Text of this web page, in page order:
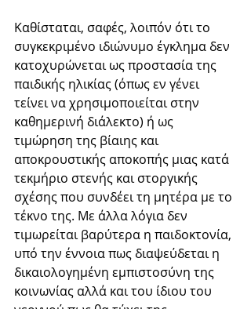
Καθίσταται, σαφές, λοιπόν ότι το
συγκεκριμένο ιδιώνυμο έγκλημα δεν
κατοχυρώνεται ως προστασία της
παιδικής ηλικίας (όπως εν γένει
τείνει να χρησιμοποιείται στην
καθημερινή διάλεκτο) ή ως
τιμώρηση της βίαιης και
αποκρουστικής αποκοπής μιας κατά
τεκμήριο στενής και στοργικής
σχέσης που συνδέει τη μητέρα με το
τέκνο της. Με άλλα λόγια δεν
τιμωρείται βαρύτερα η παιδοκτονία,
υπό την έννοια πως διαψεύδεται η
δικαιολογημένη εμπιστοσύνη της
κοινωνίας αλλά και του ίδιου του